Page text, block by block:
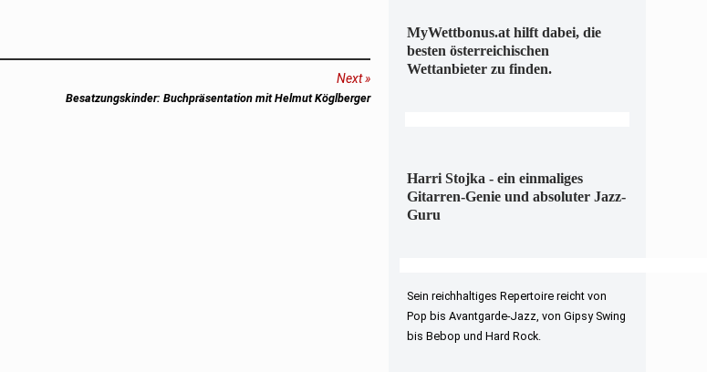
Next
Next
Besatzungskinder: Buchpräsentation mit Helmut Köglberger
MyWettbonus.at hilft dabei, die
besten österreichischen
Wettanbieter zu finden.
Harri Stojka - ein einmaliges
Gitarren-Genie und absoluter Jazz-
Guru
Sein reichhaltiges Repertoire reicht von
Pop bis Avantgarde-Jazz, von Gipsy Swing
bis Bebop und Hard Rock.